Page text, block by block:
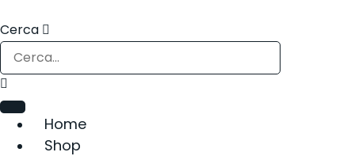
al
contenuto
Cerca
Home
Shop